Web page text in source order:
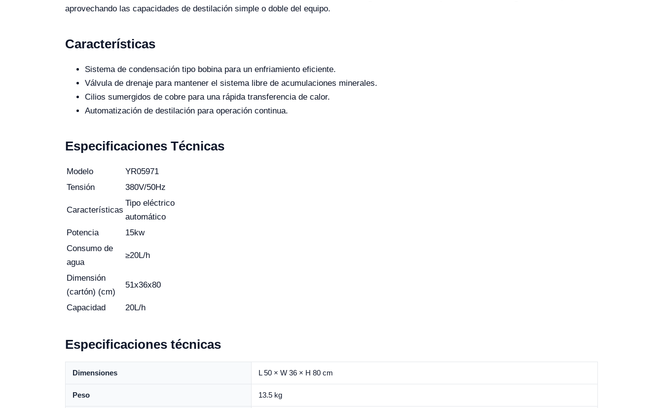
aprovechando las capacidades de destilación simple o doble del equipo.
Características
Sistema de condensación tipo bobina para un enfriamiento eficiente.
Válvula de drenaje para mantener el sistema libre de acumulaciones minerales.
Cilios sumergidos de cobre para una rápida transferencia de calor.
Automatización de destilación para operación continua.
Especificaciones Técnicas
Modelo
YR05971
Tensión
380V/50Hz
Características
Tipo eléctrico
automático
Potencia
15kw
Consumo de
agua
≥20L/h
Dimensión
(cartón) (cm)
51x36x80
Capacidad 20L/h
Especificaciones técnicas
Dimensiones L 50 × W 36 × H 80 cm
Peso 13.5 kg